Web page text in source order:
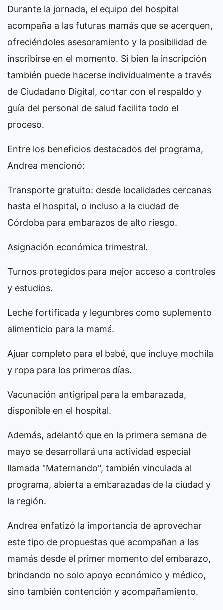
Durante la jornada, el equipo del hospital
acompaña a las futuras mamás que se acerquen,
ofreciéndoles asesoramiento y la posibilidad de
inscribirse en el momento. Si bien la inscripción
también puede hacerse individualmente a través
de Ciudadano Digital, contar con el respaldo y
guía del personal de salud facilita todo el
proceso.
Entre los beneficios destacados del programa,
Andrea mencionó:
Transporte gratuito: desde localidades cercanas
hasta el hospital, o incluso a la ciudad de
Córdoba para embarazos de alto riesgo.
Asignación económica trimestral.
Turnos protegidos para mejor acceso a controles
y estudios.
Leche fortificada y legumbres como suplemento
alimenticio para la mamá.
Ajuar completo para el bebé, que incluye mochila
y ropa para los primeros días.
Vacunación antigripal para la embarazada,
disponible en el hospital.
Además, adelantó que en la primera semana de
mayo se desarrollará una actividad especial
llamada "Maternando", también vinculada al
programa, abierta a embarazadas de la ciudad y
la región.
Andrea enfatizó la importancia de aprovechar
este tipo de propuestas que acompañan a las
mamás desde el primer momento del embarazo,
brindando no solo apoyo económico y médico,
sino también contención y acompañamiento.